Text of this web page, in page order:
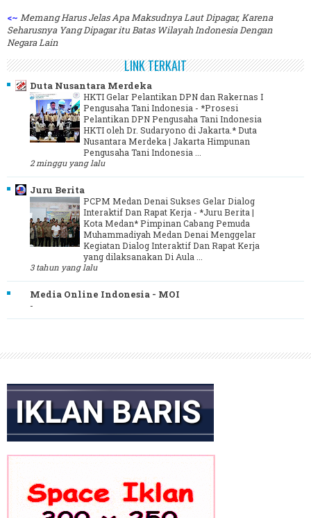
<~ Memang Harus Jelas Apa Maksudnya Laut Dipagar, Karena
Seharusnya Yang Dipagar itu Batas Wilayah Indonesia Dengan
Negara Lain
LINK TERKAIT
Duta Nusantara Merdeka
HKTI Gelar Pelantikan DPN dan Rakernas I
Pengusaha Tani Indonesia - *Prosesi
Pelantikan DPN Pengusaha Tani Indonesia
HKTI oleh Dr. Sudaryono di Jakarta.* Duta
Nusantara Merdeka | Jakarta Himpunan
Pengusaha Tani Indonesia ...
2 minggu yang lalu
Juru Berita
PCPM Medan Denai Sukses Gelar Dialog
Interaktif Dan Rapat Kerja - *Juru Berita |
Kota Medan* Pimpinan Cabang Pemuda
Muhammadiyah Medan Denai Menggelar
Kegiatan Dialog Interaktif Dan Rapat Kerja
yang dilaksanakan Di Aula ...
3 tahun yang lalu
Media Online Indonesia - MOI
-